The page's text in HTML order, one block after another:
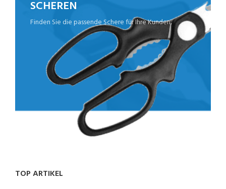
SCHEREN
Finden Sie die passende Schere für Ihre Kunden.
TOP ARTIKEL